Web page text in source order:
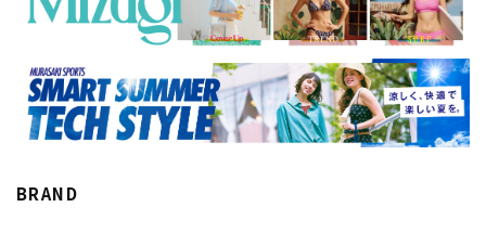
ファッションTOP
サーフTOP
BRAND